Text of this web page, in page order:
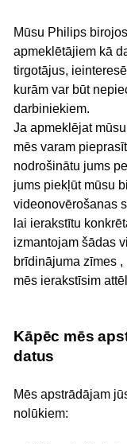
Mūsu Philips
apmeklētājiem kā
tirgotājus,
kurām var būt
darbiniekiem.
Ja apmeklējat
mēs varam
nodrošinātu jums
jums piekļūt mūsu
videonovērošanas
lai ierakstītu
izmantojam šādas
brīdinājuma zīmes
mēs ierakstīsim
Kāpēc mēs
datus
Mēs apstrādājam
nolūkiem: